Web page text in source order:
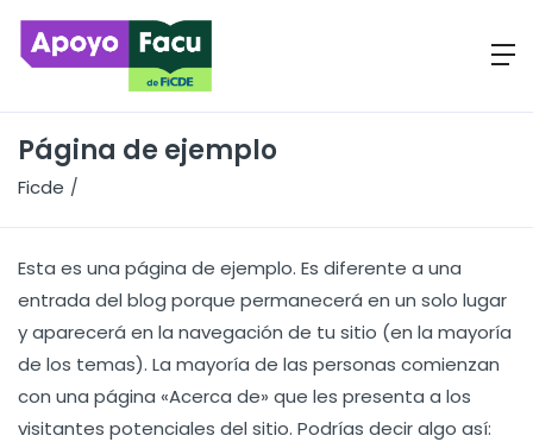
Página de ejemplo
Ficde
Esta es una página de ejemplo. Es diferente a una
entrada del blog porque permanecerá en un solo lugar
y aparecerá en la navegación de tu sitio (en la mayoría
de los temas). La mayoría de las personas comienzan
con una página «Acerca de» que les presenta a los
visitantes potenciales del sitio. Podrías decir algo así: